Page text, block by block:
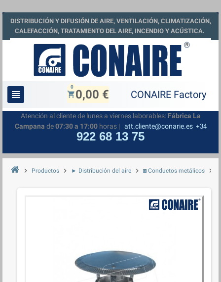
DISTRIBUCIÓN Y DIFUSIÓN DE AIRE, VENTILACIÓN, CLIMATIZACIÓN,
CALEFACCIÓN, TRATAMIENTO DEL AIRE, INCENDIO Y ACÚSTICA.
view_headline shopping_cart0,00 €
0
Atención al cliente de lunes a viernes laborables: Fábrica La
Campana de07:30 a 17:00horas | att.cliente@conarie.es +34
922 68 13 75
chevron_right Productos chevron_right ► Distribución del aire chevron_right ◙ Conductos metálicos chevron_right